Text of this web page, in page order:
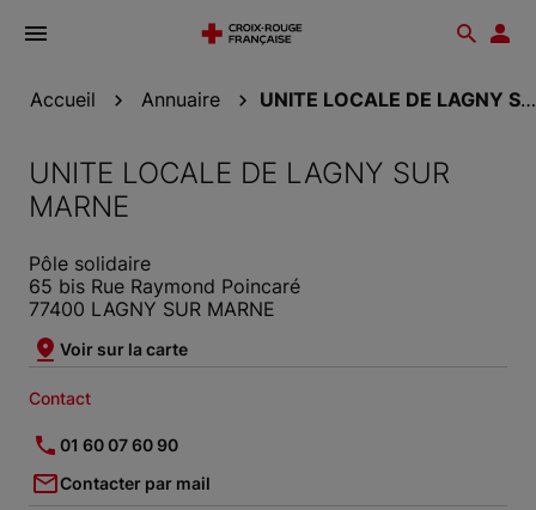
Ouvrir
Accueil Annuaire UNITE LOCALE DE LAGNY SUR MARNE
UNITE LOCALE DE LAGNY SUR
MARNE
Pôle solidaire
65 bis Rue Raymond Poincaré
77400 LAGNY SUR MARNE
Voir sur la carte
Contact
01 60 07 60 90
Contacter par mail